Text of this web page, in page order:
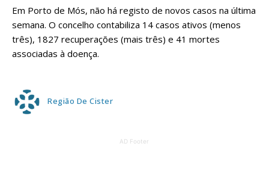
Em Porto de Mós, não há registo de novos casos na última
semana. O concelho contabiliza 14 casos ativos (menos
três), 1827 recuperações (mais três) e 41 mortes
associadas à doença.
Região De Cister
AD Footer